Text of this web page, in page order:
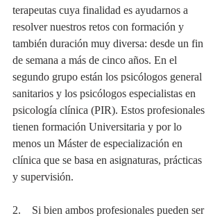
terapeutas cuya finalidad es ayudarnos a
resolver nuestros retos con formación y
también duración muy diversa: desde un fin
de semana a más de cinco años. En el
segundo grupo están los psicólogos general
sanitarios y los psicólogos especialistas en
psicología clínica (PIR). Estos profesionales
tienen formación Universitaria y por lo
menos un Máster de especialización en
clínica que se basa en asignaturas, prácticas
y supervisión.
2.    Si bien ambos profesionales pueden ser